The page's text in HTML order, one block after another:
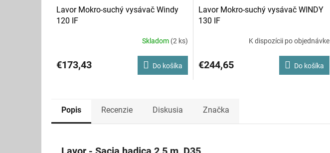
Lavor Mokro-suchý vysávač Windy
120 IF
Skladom (2 ks)
€173,43 Do košíka
Lavor Mokro-suchý vysávač WINDY
130 IF
K dispozícii po objednávke
€244,65 Do košíka
Popis Recenzie Diskusia Značka